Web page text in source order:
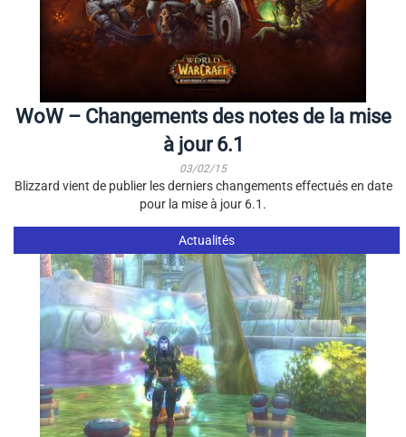
WoW – Changements des notes de la mise
à jour 6.1
03/02/15
Blizzard vient de publier les derniers changements effectués en date
pour la mise à jour 6.1.
Actualités